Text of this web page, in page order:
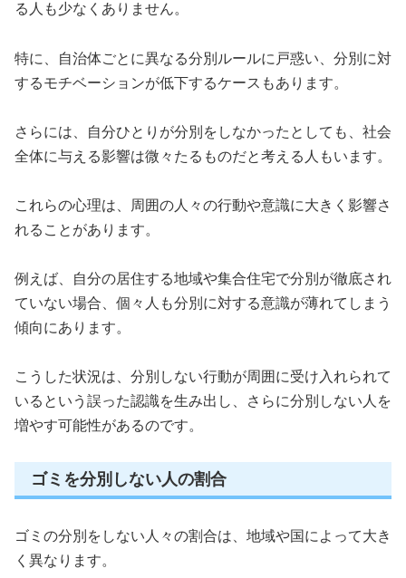
る人も少なくありません。
特に、自治体ごとに異なる分別ルールに戸惑い、分別に対
するモチベーションが低下するケースもあります。
さらには、自分ひとりが分別をしなかったとしても、社会
全体に与える影響は微々たるものだと考える人もいます。
これらの心理は、周囲の人々の行動や意識に大きく影響さ
れることがあります。
例えば、自分の居住する地域や集合住宅で分別が徹底され
ていない場合、個々人も分別に対する意識が薄れてしまう
傾向にあります。
こうした状況は、分別しない行動が周囲に受け入れられて
いるという誤った認識を生み出し、さらに分別しない人を
増やす可能性があるのです。
ゴミを分別しない人の割合
ゴミの分別をしない人々の割合は、地域や国によって大き
く異なります。